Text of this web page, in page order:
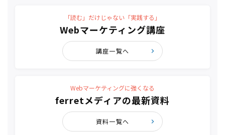
「読む」だけじゃない「実践する」
Webマーケティング講座
講座一覧へ
Webマーケティングに強くなる
ferretメディアの最新資料
資料一覧へ